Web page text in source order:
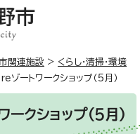
関連施設 > くらし・清掃・環境
ゾートワークショップ（5月）
クショップ（5月）